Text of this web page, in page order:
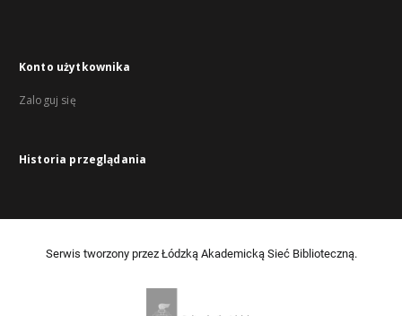
Konto użytkownika
Zaloguj się
Historia przeglądania
Serwis tworzony przez Łódzką Akademicką Sieć Biblioteczną.